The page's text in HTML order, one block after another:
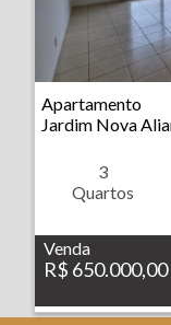
Imóvel: Apartamento - Jardim
Apartamento
Jardim Nova
3
Quartos
Venda
R$ 650.000,00